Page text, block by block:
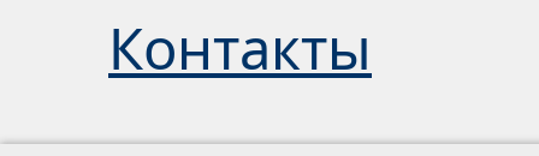
Контакты